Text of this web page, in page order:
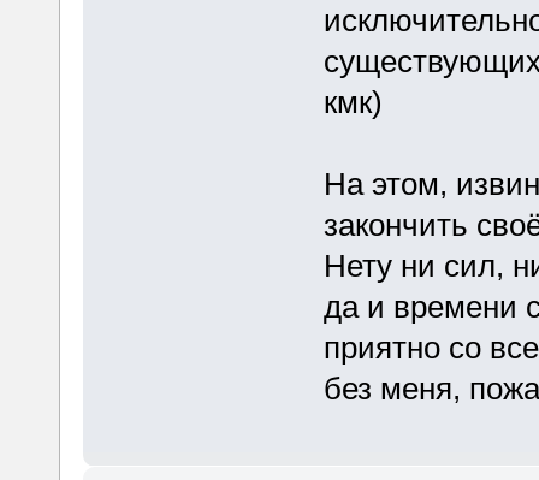
кмк)
На этом,
закончить
Нету ни сил,
да и времени
приятно со
без меня,